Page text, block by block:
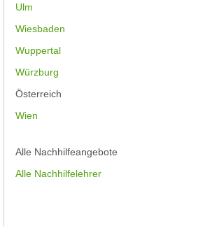
Ulm
Wiesbaden
Wuppertal
Würzburg
Österreich
Wien
Alle Nachhilfeangebote
Alle Nachhilfelehrer